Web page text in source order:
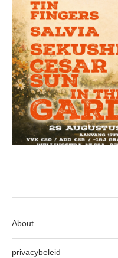
About
privacybeleid